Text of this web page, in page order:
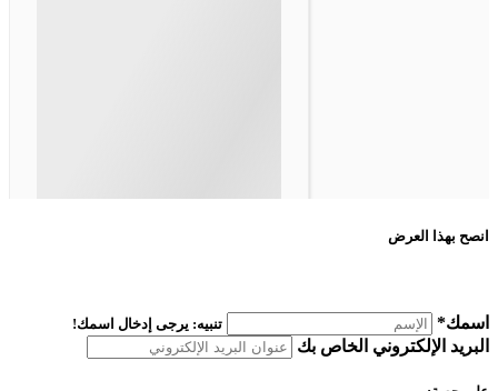
انصح بهذا العرض
اسمك* تنبيه: يرجى إدخال اسمك!
البريد الإلكتروني الخاص بك